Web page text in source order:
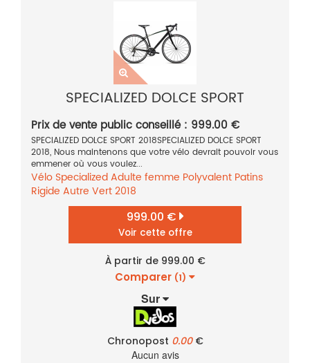
SPECIALIZED DOLCE SPORT
Prix de vente public conseillé : 999.00 €
SPECIALIZED DOLCE SPORT 2018SPECIALIZED DOLCE SPORT
2018, Nous maintenons que votre vélo devrait pouvoir vous
emmener où vous voulez...
Vélo SpecializedAdulte femme Polyvalent Patins
Rigide Autre Vert2018
999.00 €
Voir cette offre
À partir de 999.00 €
Comparer (1)
Sur
Chronopost 0.00€
Aucun avis